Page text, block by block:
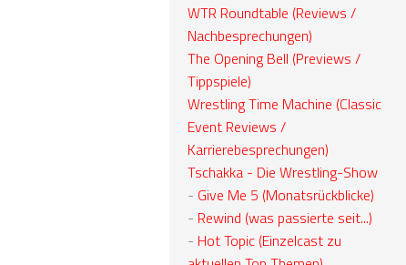
WTR Roundtable (Reviews /
Nachbesprechungen)
The Opening Bell (Previews /
Tippspiele)
Wrestling Time Machine (Classic
Event Reviews /
Karrierebesprechungen)
Tschakka - Die Wrestling-Show
- Give Me 5 (Monatsrückblicke)
- Rewind (was passierte seit...)
- Hot Topic (Einzelcast zu